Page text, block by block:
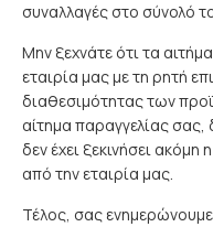
συναλλαγές στο σύνολό
Μην ξεχνάτε ότι τα
εταιρία μας με τη ρητή
διαθεσιμότητας των
αίτημα παραγγελίας
δεν έχει ξεκινήσει
από την εταιρία μας.
Τέλος, σας